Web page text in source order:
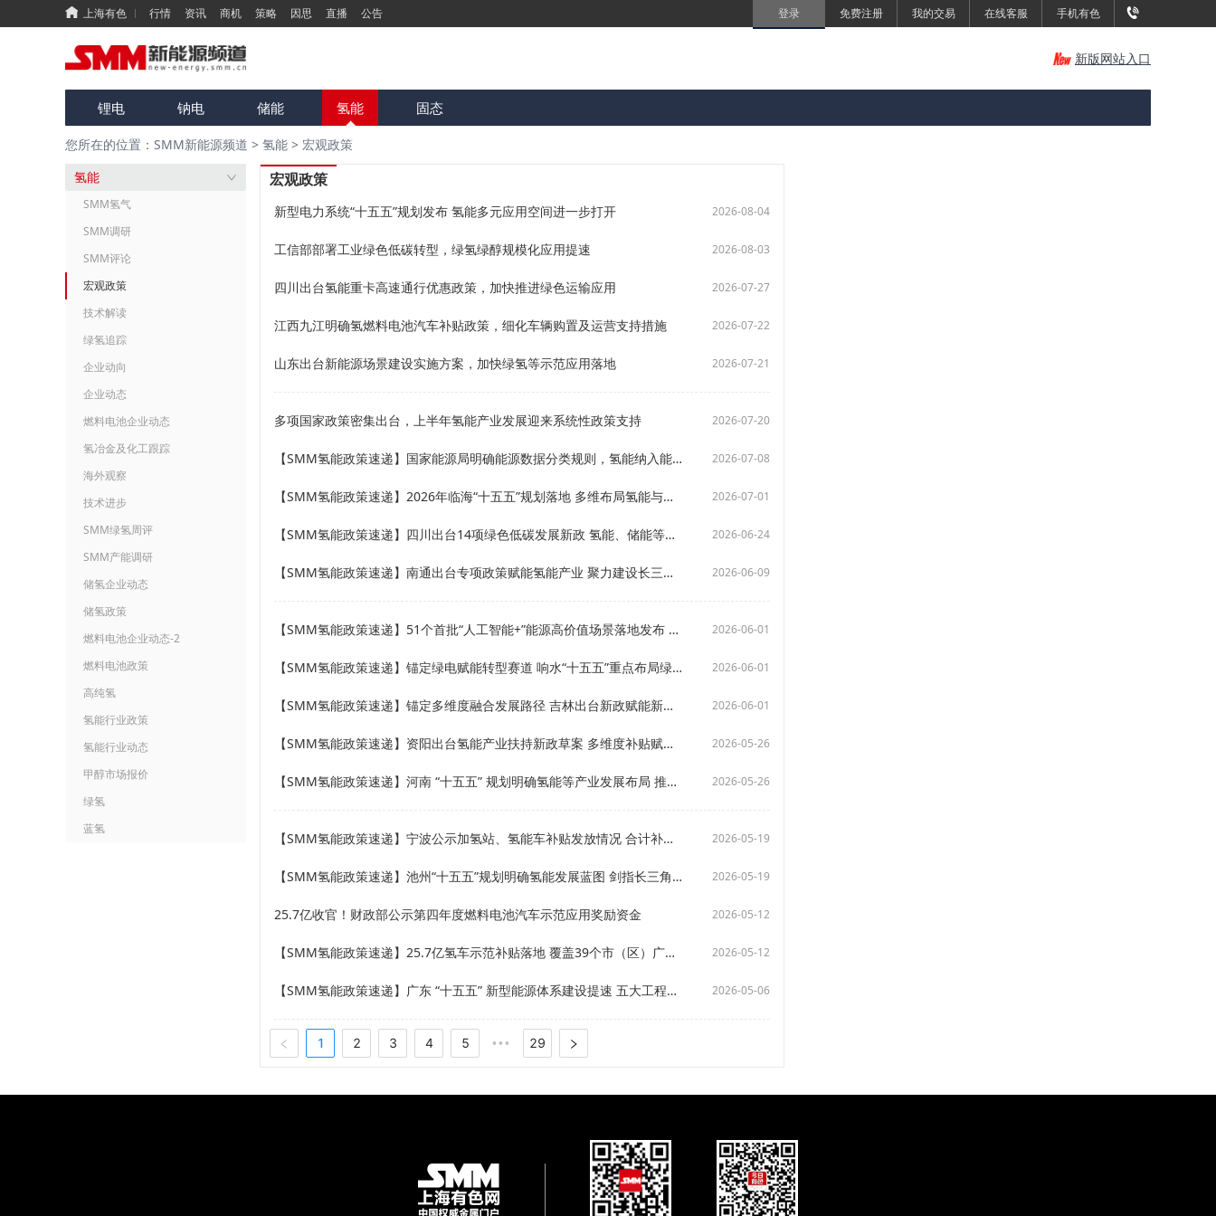
上海有色 行情 资讯 商机 策略 因思 直播 公告 登录 免费注册 我的交易 在线客服 手机有色
新版网站入口
锂电 钠电 储能 氢能 固态
您所在的位置：SMM新能源频道 > 氢能 > 宏观政策
氢能
SMM氢气
SMM调研
SMM评论
宏观政策
技术解读
绿氢追踪
企业动向
企业动态
燃料电池企业动态
氢冶金及化工跟踪
海外观察
技术进步
SMM绿氢周评
SMM产能调研
储氢企业动态
储氢政策
燃料电池企业动态-2
燃料电池政策
高纯氢
氢能行业政策
氢能行业动态
甲醇市场报价
绿氢
蓝氢
宏观政策
新型电力系统“十五五”规划发布 氢能多元应用空间进一步打开 2026-08-04
工信部部署工业绿色低碳转型，绿氢绿醇规模化应用提速 2026-08-03
四川出台氢能重卡高速通行优惠政策，加快推进绿色运输应用 2026-07-27
江西九江明确氢燃料电池汽车补贴政策，细化车辆购置及运营支持措施 2026-07-22
山东出台新能源场景建设实施方案，加快绿氢等示范应用落地 2026-07-21
多项国家政策密集出台，上半年氢能产业发展迎来系统性政策支持 2026-07-20
【SMM氢能政策速递】国家能源局明确能源数据分类规则，氢能纳入能源品种一级类别 2026-07-08
【SMM氢能政策速递】2026年临海“十五五”规划落地 多维布局氢能与新型储能产业发展 2026-07-01
【SMM氢能政策速递】四川出台14项绿色低碳发展新政 氢能、储能等项目最高可获2000万元补贴 2026-06-24
【SMM氢能政策速递】南通出台专项政策赋能氢能产业 聚力建设长三角氢能产业核心枢纽 2026-06-09
【SMM氢能政策速递】51个首批“人工智能+”能源高价值场景落地发布 绿氢智能化应用成功入选试点清单 2026-06-01
【SMM氢能政策速递】锚定绿电赋能转型赛道 响水“十五五”重点布局绿电需求型新兴产业 2026-06-01
【SMM氢能政策速递】锚定多维度融合发展路径 吉林出台新政赋能新能源产业绿色升级 2026-06-01
【SMM氢能政策速递】资阳出台氢能产业扶持新政草案 多维度补贴赋能产业提质增效 2026-05-26
【SMM氢能政策速递】河南 “十五五” 规划明确氢能等产业发展布局 推进 “一廊一群” 建设 2026-05-26
【SMM氢能政策速递】宁波公示加氢站、氢能车补贴发放情况 合计补贴2065.13万元 2026-05-19
【SMM氢能政策速递】池州“十五五”规划明确氢能发展蓝图 剑指长三角“制储输用”产业集群 2026-05-19
25.7亿收官！财政部公示第四年度燃料电池汽车示范应用奖励资金 2026-05-12
【SMM氢能政策速递】25.7亿氢车示范补贴落地 覆盖39个市（区）广东河南领跑 2026-05-12
【SMM氢能政策速递】广东 “十五五” 新型能源体系建设提速 五大工程筑牢能源安全与绿色发展底座 2026-05-06
1 2 3 4 5 ••• 29